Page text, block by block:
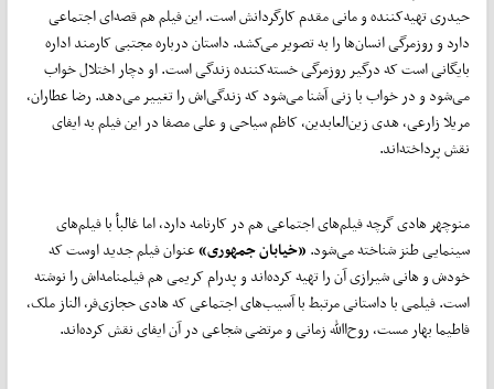
حیدری تهیه‌کننده و مانی مقدم کارگردانش است. این فیلم هم قصه‌ای اجتماعی
دارد و روزمرگی انسان‌ها را به تصویر می‌کشد. داستان درباره مجتبی کارمند اداره
بایگانی است که درگیر روزمرگی خسته‌کننده زندگی است. او دچار اختلال خواب
می‌شود و در خواب با زنی آشنا می‌شود که زندگی‌اش را تغییر می‌دهد. رضا عطاران،
مریلا زارعی، هدی زین‌العابدین، کاظم سیاحی و علی مصفا در این فیلم به ایفای
نقش پرداخته‌اند.
منوچهر هادی گرچه فیلم‌های اجتماعی هم در کارنامه دارد، اما غالبأ با فیلم‌های
سینمایی طنز شناخته می‌شود.«خیابان جمهوری»عنوان فیلم جدید اوست که
خودش و هانی شیرازی آن را تهیه‌ کرده‌اند و پدرام کریمی هم فیلمنامه‌اش را نوشته
است. فیلمی با داستانی مرتبط با آسیب‌های اجتماعی که هادی حجازی‌فر، الناز ملک،
فاطیما بهار مست، روح‌االله زمانی و مرتضی شجاعی در آن ایفای نقش کرده‌اند.